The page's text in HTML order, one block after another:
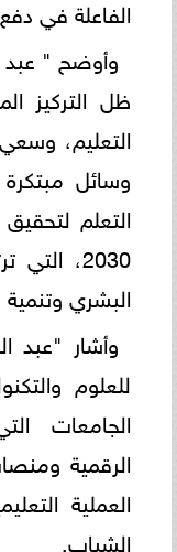
الفاعلة في
وأوضح " عبد
ظل التركيز
التعليم،
وسائل
التعلم
2030،
البشري وتنمية
وأشار "عبد
للعلوم
الجامعات
الرقمية
العملية
الشباب.